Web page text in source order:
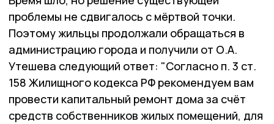
проблемы не сдвигалось с мёртвой точки.
Поэтому жильцы продолжали обращаться в
администрацию города и получили от О.А.
Утешева следующий ответ: "Согласно п. 3 ст.
158 Жилищного кодекса РФ рекомендуем вам
провести капитальный ремонт дома за счёт
средств собственников жилых помещений, для